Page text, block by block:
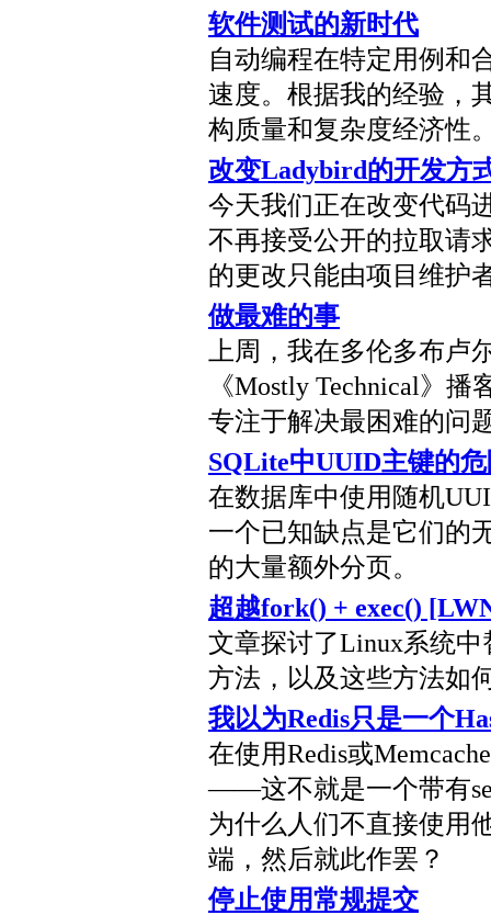
软件测试的新时代
自动编程在特定用例和
速度。根据我的经验，
构质量和复杂度经济性
改变Ladybird的开发方
今天我们正在改变代码
不再接受公开的拉取请
的更改只能由项目维护
做最难的事
上周，我在多伦多布卢
《Mostly Technical》
专注于解决最困难的问
SQLite中UUID主键的
在数据库中使用随机
一个已知缺点是它们的
的大量额外分页。
超越fork() + exec()
文章探讨了Linux系统中
方法，以及这些方法如
我以为Redis只是一个
在使用Redis或
——这不就是一个带有
为什么人们不直接使用
端，然后就此作罢？
停止使用常规提交